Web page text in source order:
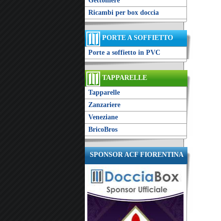
Ricambi per box doccia
PORTE A SOFFIETTO
Porte a soffietto in PVC
TAPPARELLE
Tapparelle
Zanzariere
Veneziane
BricoBros
SPONSOR ACF FIORENTINA